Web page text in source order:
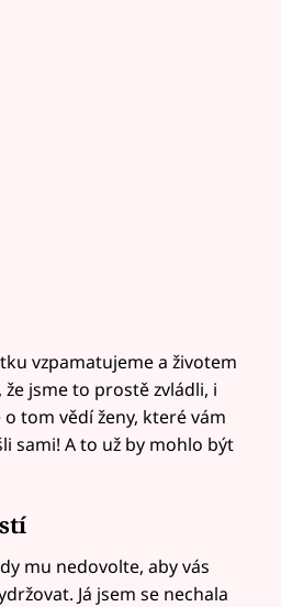
vzpamatujeme a životem
jsme to prostě zvládli, i
tom vědí ženy, které vám
sami! A to už by mohlo být
mu nedovolte, aby vás
Já jsem se nechala